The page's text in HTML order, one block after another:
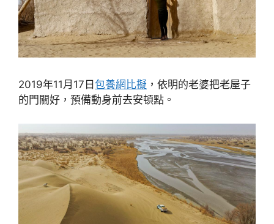
2019年11月17日 包養網比擬 ，依明的老婆把老屋子
的門關好，預備動身前去安頓點。